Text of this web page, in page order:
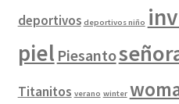
deportivos deportivos niño
piel Piesanto
Titanitos verano winter